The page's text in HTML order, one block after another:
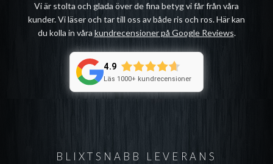
BLIXTSNABB LEVERANS
Vi är stolta och glada över de fina betyg vi får från våra
kunder. Vi läser och tar till oss av både ris och ros. Här kan
du kolla in våra kundrecensioner på Google Reviews.
4.9
Läs 1000+ kundrecensioner